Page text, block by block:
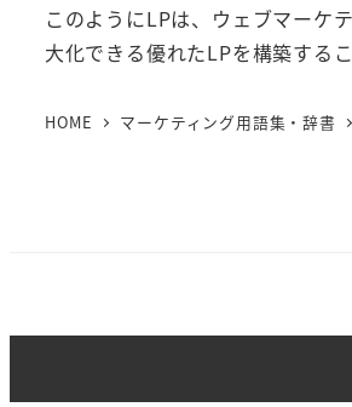
このようにLPは、ウェブマーケ
大化できる優れたLPを構築する
HOME マーケティング用語集・辞書